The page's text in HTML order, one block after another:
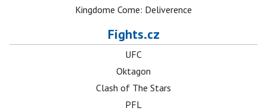
Kingdome Come: Deliverence
Fights.cz
UFC
Oktagon
Clash of The Stars
PFL